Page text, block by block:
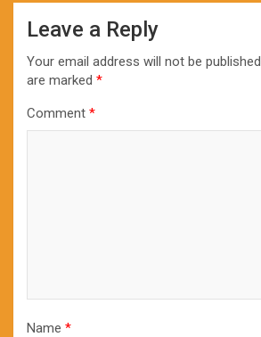
Leave a Reply
Your email address will not be published.
are marked *
Comment *
Name *